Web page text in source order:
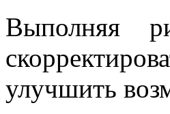
Выполняя
улучшить